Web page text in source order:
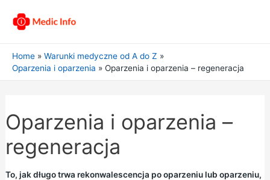
Home
Warunki medyczne od A do Z
Oparzenia i oparzenia
Oparzenia i oparzenia – regeneracja
Oparzenia i oparzenia –
regeneracja
To, jak długo trwa rekonwalescencja po oparzeniu lub oparzeniu,